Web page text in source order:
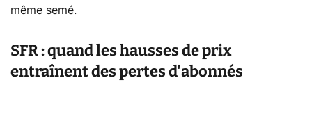
même semé.
SFR : quand les hausses de prix
entraînent des pertes d'abonnés